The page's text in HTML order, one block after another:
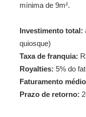
mínima de 9m².
Investimento total:
quiosque)
Taxa de franquia:
Royalties: 5% do
Faturamento
Prazo de retorno: